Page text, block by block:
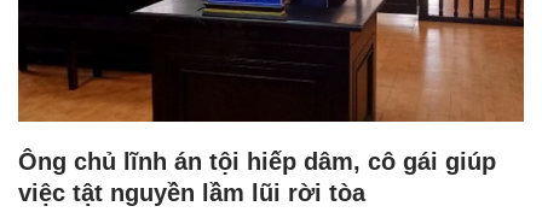
Ông chủ lĩnh án tội hiếp dâm, cô gái giúp
việc tật nguyền lầm lũi rời tòa